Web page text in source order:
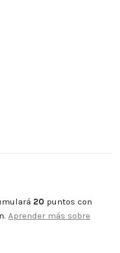
20 puntos con
Aprender más sobre